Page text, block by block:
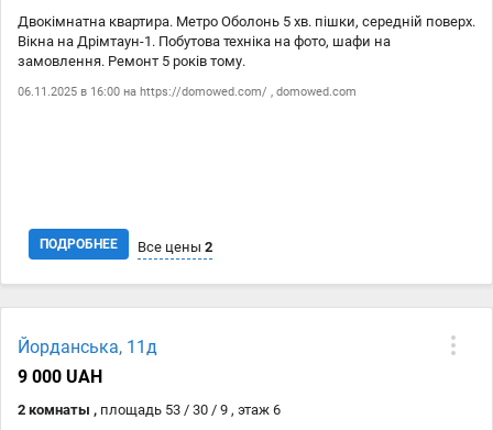
Двокімнатна квартира. Метро Оболонь 5 хв. пішки, середній поверх.
Вікна на Дрімтаун-1. Побутова техніка на фото, шафи на
замовлення. Ремонт 5 років тому.
06.11.2025 в 16:00 на https://domowed.com/ , domowed.com
ПОДРОБНЕЕ Все цены 2
06.11 https://domowed.com/
Йорданська, 11д
9 000 UAH
2 комнаты , площадь 53 / 30 / 9 , этаж 6